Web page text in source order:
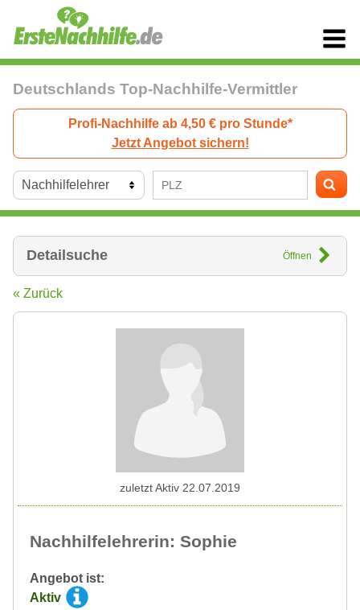
Deutschlands Top-Nachhilfe-Vermittler
Profi-Nachhilfe ab 4,50 € pro Stunde*
Jetzt Angebot sichern!
Detailsuche Öffnen
« Zurück
Nachhilfelehrerin: Sophie
Angebot ist:
Aktiv
zuletzt Aktiv 22.07.2019